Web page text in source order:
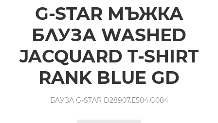
G-STAR МЪЖКА
БЛУЗА WASHED
JACQUARD T-SHIRT
RANK BLUE GD
БЛУЗА G-STAR D28907.E504.G084